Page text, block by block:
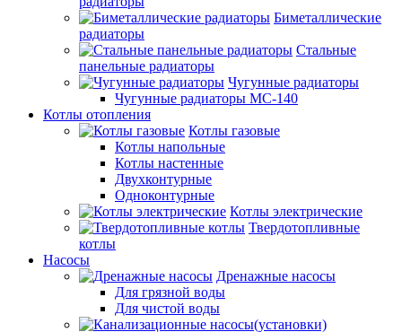
Биметаллические
радиаторы
Стальные
панельные радиаторы
Чугунные радиаторы
Чугунные радиаторы МС-140
Котлы отопления
Котлы газовые
Котлы напольные
Котлы настенные
Двухконтурные
Одноконтурные
Котлы электрические
Твердотопливные
котлы
Насосы
Дренажные насосы
Для грязной воды
Для чистой воды